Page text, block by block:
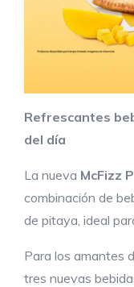
Refrescantes
del día
La nueva McFizz
combinación de
de pitaya, ideal
Para los amantes
tres nuevas